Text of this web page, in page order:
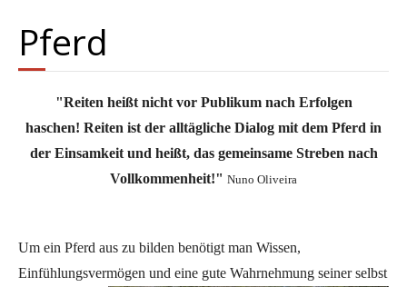
Pferd
"Reiten heißt nicht vor Publikum nach Erfolgen
haschen! Reiten ist der alltägliche Dialog mit dem Pferd in
der Einsamkeit und heißt, das gemeinsame Streben nach
Vollkommenheit!" Nuno Oliveira
Um ein Pferd aus zu bilden benötigt man Wissen,
Einfühlungsvermögen und eine gute Wahrnehmung seiner selbst